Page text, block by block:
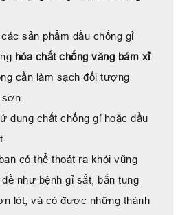
sản phẩm dầu chống gỉ
hóa chất chống văng bám xỉ
cần làm sạch đối tượng
dụng chất chống gỉ hoặc dầu
có thể thoát ra khỏi vũng
như bệnh gỉ sắt, bắn tung
lót, và có được những thành